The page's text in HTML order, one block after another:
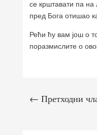
се крштавати па на
пред Бога отишао
Рећи ћу вам још о
поразмислите о
←Претходни